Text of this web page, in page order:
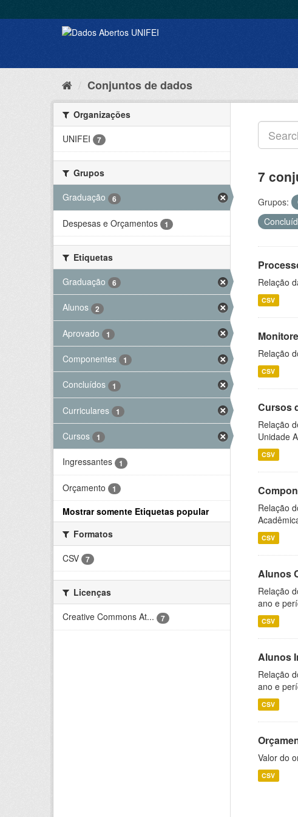
Conjuntos de dados
Organizações
UNIFEI
7
Grupos
Graduação
6
Despesas e Orçamentos 1
Etiquetas
Graduação
6
Alunos 2
Aprovado 1
Componentes 1
Concluídos 1
Curriculares 1
Cursos 1
Ingressantes 1
Orçamento 1
Mostrar somente Etiquetas popular
Formatos
CSV
7
Licenças
Creative Commons At...
7
7
Grupos:
Relação
CSV
Relação
CSV
Cursos
Relação
Unidade
CSV
Relação
CSV
Alunos
Relação
ano e
CSV
Alunos
Relação
ano e
CSV
Valor do
CSV